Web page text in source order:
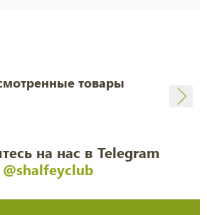
товары
на нас в Telegram
@shalfeyclub